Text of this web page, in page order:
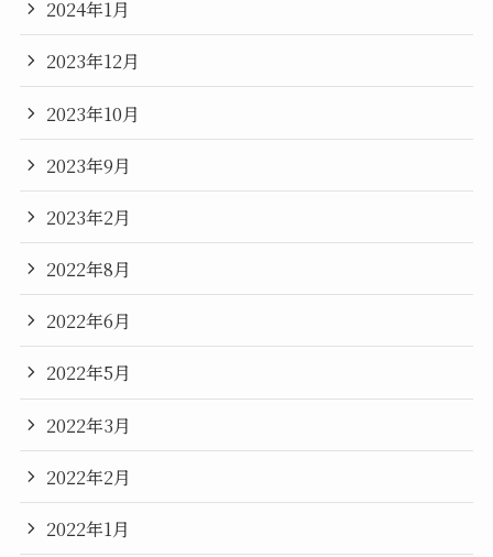
2024年1月
2023年12月
2023年10月
2023年9月
2023年2月
2022年8月
2022年6月
2022年5月
2022年3月
2022年2月
2022年1月